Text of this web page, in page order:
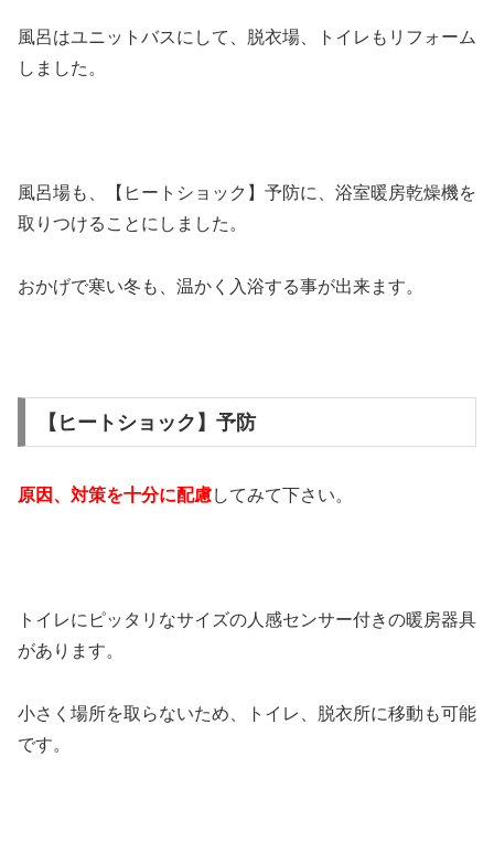
風呂はユニットバスにして、脱衣場、トイレもリフォーム
しました。
風呂場も、【ヒートショック】予防に、浴室暖房乾燥機を
取りつけることにしました。
おかげで寒い冬も、温かく入浴する事が出来ます。
【ヒートショック】予防
原因、対策を十分に配慮してみて下さい。
トイレにピッタリなサイズの人感センサー付きの暖房器具
があります。
小さく場所を取らないため、トイレ、脱衣所に移動も可能
です。